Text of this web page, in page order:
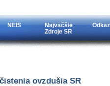
NEIS
Najväčšie
Zdroje SR
ovzdušia SR